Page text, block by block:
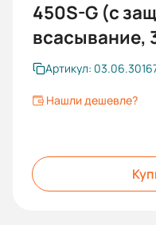
450S-G (с
всасывание,
Артикул:
Нашли дешевле?